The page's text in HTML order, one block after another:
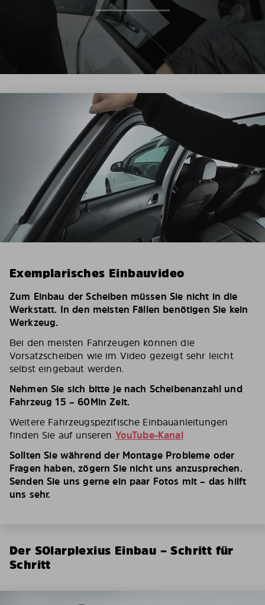
Exemplarisches Einbauvideo
Zum Einbau der Scheiben müssen Sie nicht in die
Werkstatt. In den meisten Fällen benötigen Sie kein
Werkzeug.
Bei den meisten Fahrzeugen können die
Vorsatzscheiben wie im Video gezeigt sehr leicht
selbst eingebaut werden.
Nehmen Sie sich bitte je nach Scheibenanzahl und
Fahrzeug 15 – 60Min Zeit.
Weitere Fahrzeugspezifische Einbauanleitungen
finden Sie auf unseren YouTube-Kanal
Sollten Sie während der Montage Probleme oder
Fragen haben, zögern Sie nicht uns anzusprechen.
Senden Sie uns gerne ein paar Fotos mit – das hilft
uns sehr.
Der SOlarplexius Einbau – Schritt für
Schritt